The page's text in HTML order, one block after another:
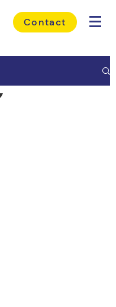
Contact